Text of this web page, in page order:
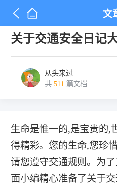
文
关于交通安全日记
从头来过
共 511 篇文档
生命是惟一的,是宝贵的,
得精彩。您的生命,您珍
请您遵守交通规则。为
面小编精心准备了关于交